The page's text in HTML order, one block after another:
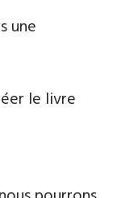
une
le livre